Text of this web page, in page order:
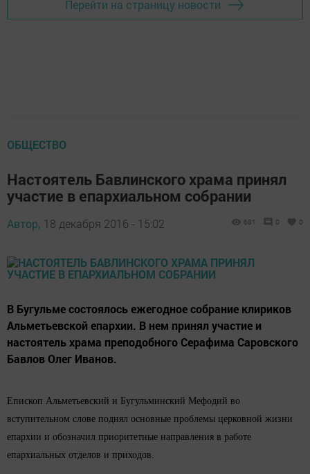
Перейти на страницу новости
ОБЩЕСТВО
Настоятель Бавлинского храма принял
участие в епархиальном собрании
Автор, 18 декабря 2016 - 15:02 681 0 0
В Бугульме состоялось ежегодное собрание клириков
Альметьевской епархии. В нем принял участие и
настоятель храма преподобного Серафима Саровского
Бавлов Олег Иванов.
Епископ Альметьевский и Бугульминский Мефодий во
вступительном слове поднял основные проблемы церковной жизни
епархии и обозначил приоритетные направления в работе
епархиальных отделов и приходов.